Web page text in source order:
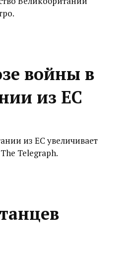
войны в
из ЕС
из ЕС увеличивает
Telegraph.